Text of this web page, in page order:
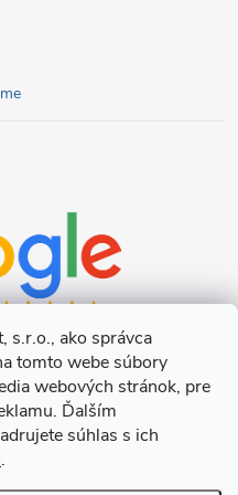
s.r.o., ako správca
tomto webe súbory
webových stránok, pre
Ďalším
súhlas s ich
.